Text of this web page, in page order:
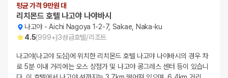
평균 가격 9만원 대
리치몬드 호텔 나고야 나야바시
나고야-Aichi Nagoya 1-2-7, Sakae, Naka-ku
4.5(999+)3성급호텔/리조트
나고야(나고야 도심)에 위치한 리치몬드 호텔 나고야 나야바시의 경우 차
로 5분 이내 거리에는 오스 상점가 및 나고야 콩그레스 센터 등이 있습니